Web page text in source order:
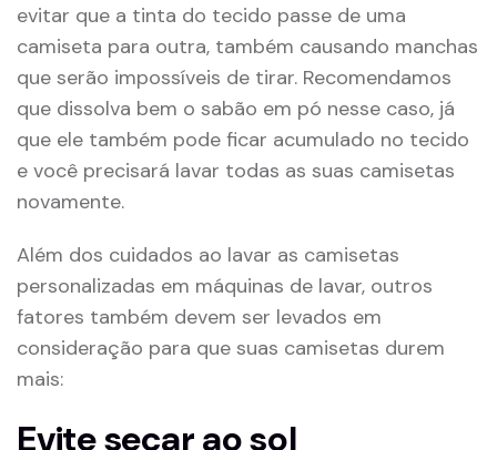
evitar que a tinta do tecido passe de uma
camiseta para outra, também causando manchas
que serão impossíveis de tirar. Recomendamos
que dissolva bem o sabão em pó nesse caso, já
que ele também pode ficar acumulado no tecido
e você precisará lavar todas as suas camisetas
novamente.
Além dos cuidados ao lavar as camisetas
personalizadas em máquinas de lavar, outros
fatores também devem ser levados em
consideração para que suas camisetas durem
mais:
Evite secar ao sol